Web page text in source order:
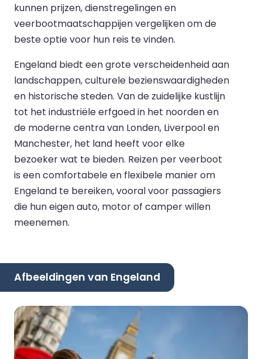
kunnen prijzen, dienstregelingen en
veerbootmaatschappijen vergelijken om de
beste optie voor hun reis te vinden.
Engeland biedt een grote verscheidenheid aan
landschappen, culturele bezienswaardigheden
en historische steden. Van de zuidelijke kustlijn
tot het industriële erfgoed in het noorden en
de moderne centra van Londen, Liverpool en
Manchester, het land heeft voor elke
bezoeker wat te bieden. Reizen per veerboot
is een comfortabele en flexibele manier om
Engeland te bereiken, vooral voor passagiers
die hun eigen auto, motor of camper willen
meenemen.
Afbeeldingen van Engeland